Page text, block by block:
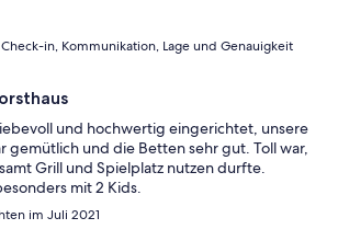
in, Kommunikation, Lage und Genauigkeit
und hochwertig eingerichtet, unsere
gemütlich und die Betten sehr gut. Toll war,
Grill und Spielplatz nutzen durfte.
mit 2 Kids.
im Juli 2021